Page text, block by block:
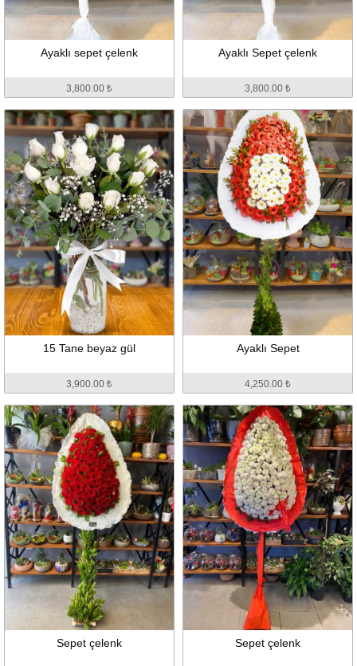
Ayaklı sepet çelenk
3,800.00 ₺
Ayaklı Sepet çelenk
3,800.00 ₺
15 Tane beyaz gül
3,900.00 ₺
Ayaklı Sepet
4,250.00 ₺
Sepet çelenk Sepet çelenk